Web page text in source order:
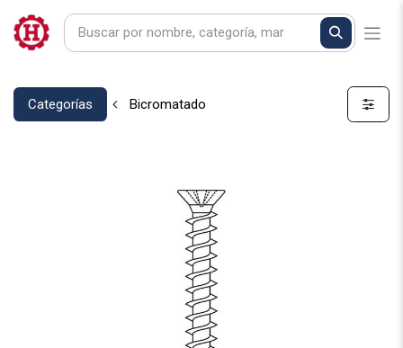
Categorías Bicromatado